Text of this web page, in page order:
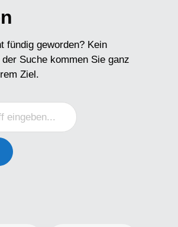
fündig geworden? Kein
Suche kommen Sie ganz
Ziel.